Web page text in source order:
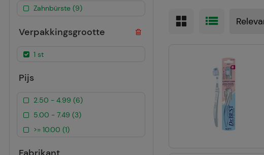
Zahnbürste (9)
Verpakkingsgrootte
1 st
Pijs
2.50 - 4.99 (6)
5.00 - 7.49 (3)
>= 10.00 (1)